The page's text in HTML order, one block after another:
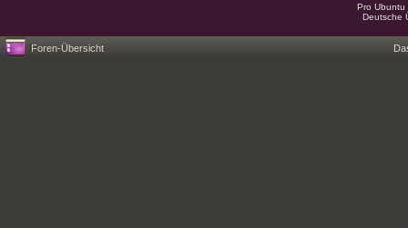
Pro
Deutsche
Foren-Übersicht